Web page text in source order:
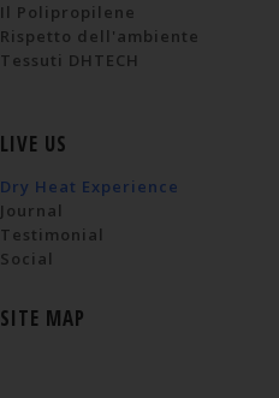
Il Polipropilene
Rispetto dell'ambiente
Tessuti DHTECH
LIVE US
Dry Heat Experience
Journal
Testimonial
Social
SITE MAP